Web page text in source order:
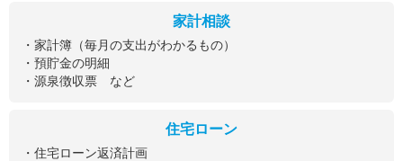
家計相談
・家計簿（毎月の支出がわかるもの）
・預貯金の明細
・源泉徴収票 など
住宅ローン
・住宅ローン返済計画